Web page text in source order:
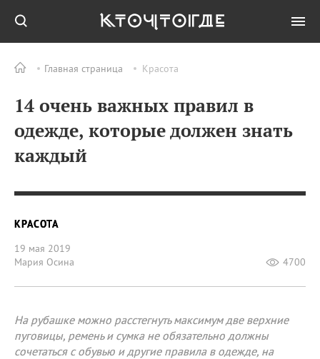
Главная страница Красота
14 очень важных правил в
одежде, которые должен знать
каждый
КРАСОТА
19 мая 2019
Мария Осина
4700
На рубашке можно расстегнуть максимум две верхние
пуговицы, ремень и сумка не обязательно должны
сочетаться с обувью и другие правила в одежде, на